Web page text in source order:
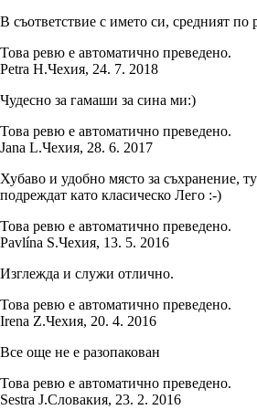
В съответствие с името си, средният по
Това ревю е автоматично преведено.
Petra H.Чехия, 24. 7. 2018
Чудесно за гамаши за сина ми:)
Това ревю е автоматично преведено.
Jana L.Чехия, 28. 6. 2017
Хубаво и удобно място за съхранение,
подреждат като класическо Лего :-)
Това ревю е автоматично преведено.
Pavlína S.Чехия, 13. 5. 2016
Изглежда и служи отлично.
Това ревю е автоматично преведено.
Irena Z.Чехия, 20. 4. 2016
Все още не е разопакован
Това ревю е автоматично преведено.
Sestra J.Словакия, 23. 2. 2016